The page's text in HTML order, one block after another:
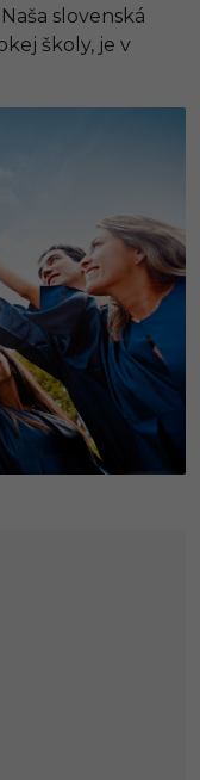
slovenská
školy, je v